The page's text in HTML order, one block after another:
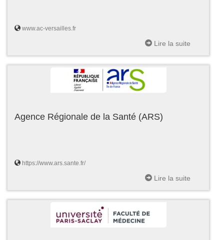
www.ac-versailles.fr
Lire la suite
Agence Régionale de la Santé (ARS)
https://www.ars.sante.fr/
Lire la suite